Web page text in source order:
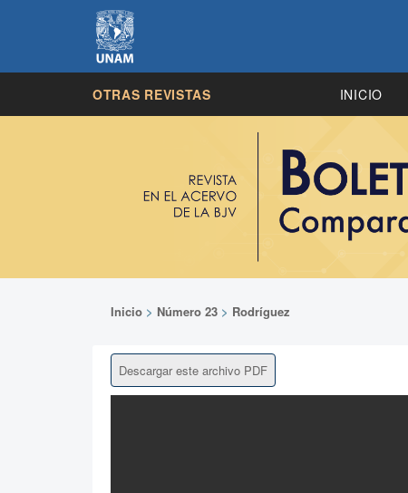
OTRAS REVISTAS INICIO
Inicio > Número 23 > Rodríguez
Descargar este archivo PDF